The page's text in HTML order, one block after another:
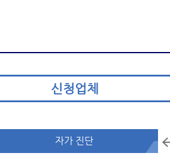
신청업체
자가 진단